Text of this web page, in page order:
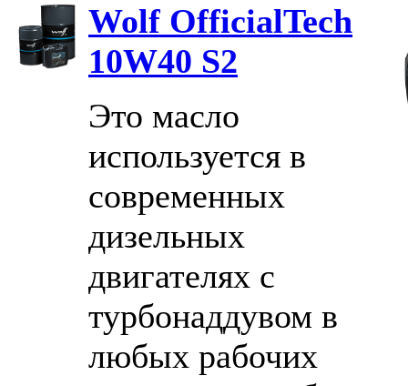
Wolf OfficialTech
10W40 S2
Это масло
используется в
современных
дизельных
двигателях с
турбонаддувом в
любых рабочих